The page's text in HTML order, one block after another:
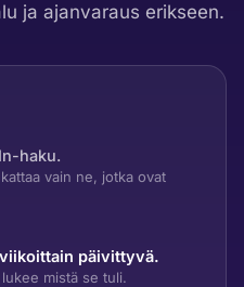
ja ajanvaraus erikseen.
haku.
vain ne, jotka ovat
päivittyvä.
mistä se tuli.